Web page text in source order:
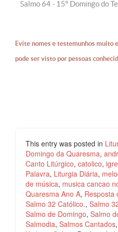
Salmo 64 - 15º Domingo do
Evite nomes e testemunhos muito
pode ser visto por pessoas
This entry was posted in
Domingo da Quaresma,
Canto Litúrgico, catolico,
Palavra, Liturgia Diária,
de música, musica cancao
Quaresma Ano A, Resposta
Salmo 32 Católico., Salmo
Salmo de Domingo, Salmo
Salmodia, Salmos Cantados,